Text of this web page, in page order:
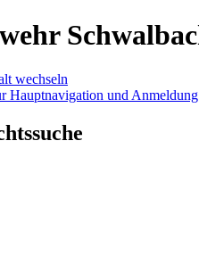
wechseln
Hauptnavigation und Anmeldung